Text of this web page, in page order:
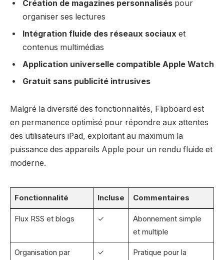
Création de magazines personnalisés pour
organiser ses lectures
Intégration fluide des réseaux sociaux et
contenus multimédias
Application universelle compatible Apple Watch
Gratuit sans publicité intrusives
Malgré la diversité des fonctionnalités, Flipboard est
en permanence optimisé pour répondre aux attentes
des utilisateurs iPad, exploitant au maximum la
puissance des appareils Apple pour un rendu fluide et
moderne.
Fonctionnalité Incluse Commentaires
Flux RSS et blogs ✓
Abonnement simple
et multiple
Organisation par
✓
Pratique pour la